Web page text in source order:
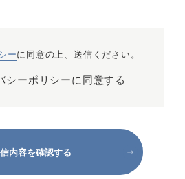
ーに同意の上、送信ください。
シーポリシーに同意する
内容を確認する